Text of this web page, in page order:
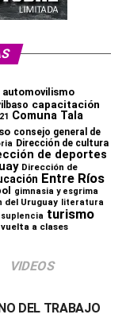
automovilismo
capacitación
Comuna Tala
consejo general de
Dirección de cultura
de deportes
Dirección de
Entre Ríos
gimnasia y esgrima
del Uruguay literatura
suplencia turismo
vuelta a clases
VIDEOS
DEL TRABAJO